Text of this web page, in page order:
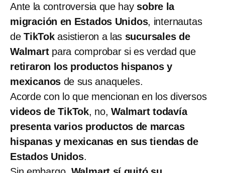
Ante la controversia que hay sobre la
migración en Estados Unidos, internautas
de TikTokasistieron a las sucursales de
Walmartpara comprobar si es verdad que
retiraron los productos hispanos y
mexicanos de sus anaqueles.
Acorde con lo que mencionan en los diversos
videos de TikTok, no, Walmart todavía
presenta varios productos de marcas
hispanas y mexicanas en sus tiendas de
Estados Unidos.